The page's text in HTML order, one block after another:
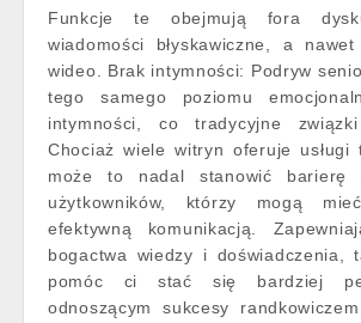
Funkcje te obejmują fora
wiadomości błyskawiczne, a
wideo. Brak intymności: Podryw
tego samego poziomu
intymności, co tradycyjne związki
Chociaż wiele witryn oferuje usługi
może to nadal stanowić barierę
użytkowników, którzy mogą
efektywną komunikacją.
bogactwa wiedzy i doświadczenia,
pomóc ci stać się bardziej
odnoszącym sukcesy